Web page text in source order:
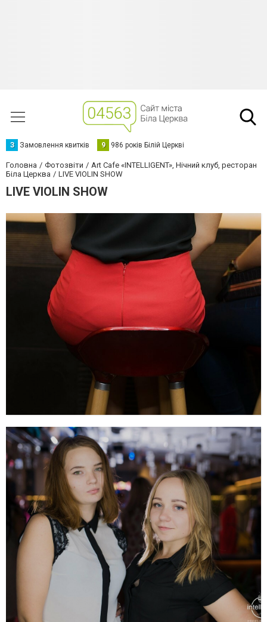
З Замовлення квитків 9 986 років Білій Церкві
Головна Фотозвіти
Art Cafe «INTELLIGENT», Нічний клуб, ресторан
Біла Церква
LIVE VIOLIN SHOW
LIVE VIOLIN SHOW